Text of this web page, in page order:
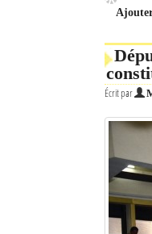
Écrit par